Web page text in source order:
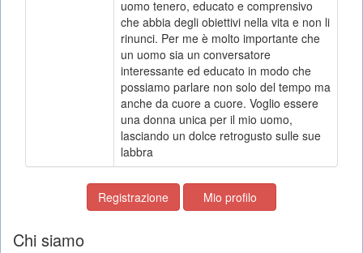
uomo tenero, educato e comprensivo
che abbia degli obiettivi nella vita e non li
rinunci. Per me è molto importante che
un uomo sia un conversatore
interessante ed educato in modo che
possiamo parlare non solo del tempo ma
anche da cuore a cuore. Voglio essere
una donna unica per il mio uomo,
lasciando un dolce retrogusto sulle sue
labbra
Registrazione Mio profilo
Chi siamo